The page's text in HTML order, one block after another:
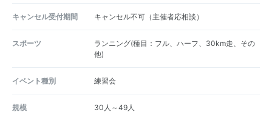
キャンセル受付期間 キャンセル不可（主催者応相談）
スポーツ
ランニング(種目：フル、ハーフ、30km走、その
他)
イベント種別 練習会
規模 30人～49人